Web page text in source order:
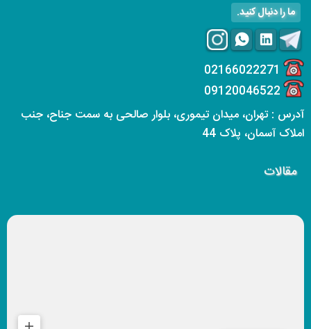
ما را دنبال کنید.
02166022271
09120046522
آدرس : تهران، میدان تیموری، بلوار صالحی به سمت جناح، جنب
املاک آسمان، پلاک 44
مقالات